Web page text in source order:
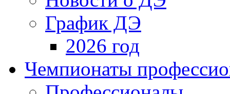
График ДЭ
2026 год
Чемпионаты